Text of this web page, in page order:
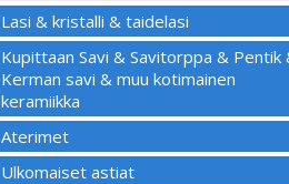
Lasi & kristalli & taidelasi
Kupittaan Savi & Savitorppa & Pentik
Kerman savi & muu kotimainen
keramiikka
Aterimet
Ulkomaiset astiat